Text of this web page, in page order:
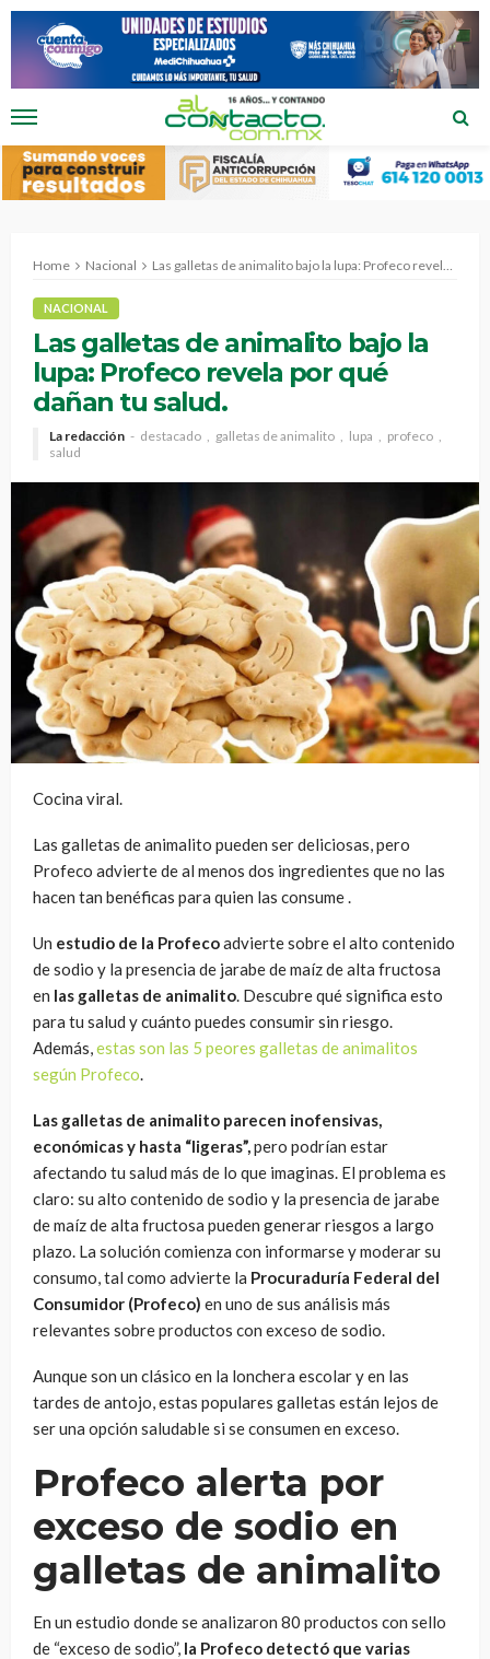
Home Nacional Las galletas de animalito bajo la lupa: Profeco revela por qué dañan tu salud.
NACIONAL
Las galletas de animalito bajo la
lupa: Profeco revela por qué
dañan tu salud.
La redacción destacado galletas de animalito lupa
profeco
salud
Cocina viral.
Las galletas de animalito pueden ser deliciosas, pero
Profeco advierte de al menos dos ingredientes que no las
hacen tan benéficas para quien las consume .
Un estudio de la Profecoadvierte sobre el alto contenido
de sodio y la presencia de jarabe de maíz de alta fructosa
en las galletas de animalito. Descubre qué significa esto
para tu salud y cuánto puedes consumir sin riesgo.
Además,estas son las 5 peores galletas de animalitos
según Profeco.
Las galletas de animalito parecen inofensivas,
económicas y hasta “ligeras”,pero podrían estar
afectando tu salud más de lo que imaginas. El problema es
claro: su alto contenido de sodio y la presencia de jarabe
de maíz de alta fructosa pueden generar riesgos a largo
plazo. La solución comienza con informarse y moderar su
consumo, tal como advierte la Procuraduría Federal del
Consumidor (Profeco) en uno de sus análisis más
relevantes sobre productos con exceso de sodio.
Aunque son un clásico en la lonchera escolar y en las
tardes de antojo, estas populares galletas están lejos de
ser una opción saludable si se consumen en exceso.
Profeco alerta por
exceso de sodio en
galletas de animalito
En un estudio donde se analizaron 80 productos con sello
de “exceso de sodio”, la Profeco detectó que varias